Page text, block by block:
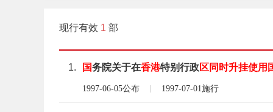
现行有效 1 部
1. 国务院关于在香港特别行政区同时升挂使用
1997-06-05公布 1997-07-01施行